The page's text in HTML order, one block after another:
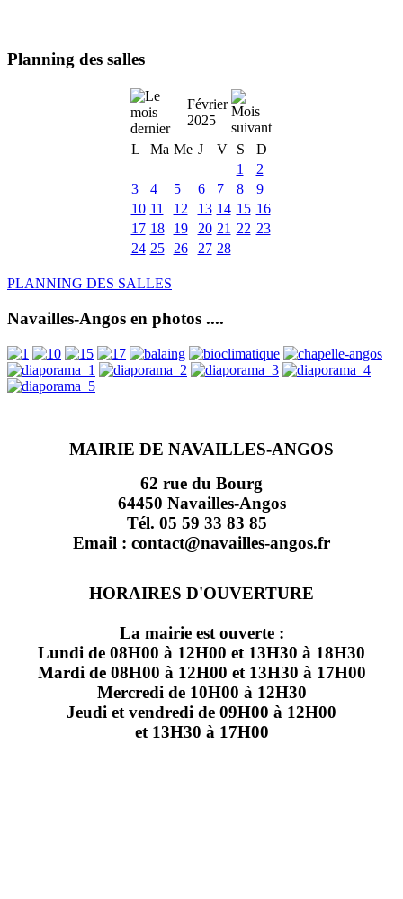
Planning des salles
Février
2025
L
Ma Me J V S
D
1
2
3
4 5 6 7 8
9
10 11 12 13 14 15 16
17 18 19 20 21 22 23
24 25 26 27 28
PLANNING DES SALLES
Navailles-Angos en photos ....
MAIRIE DE NAVAILLES-ANGOS
62 rue du Bourg
64450 Navailles-Angos
Tél. 05 59 33 83 85
Email : contact@navailles-angos.fr
HORAIRES D'OUVERTURE
La mairie est ouverte :
Lundi de 08H00 à 12H00 et 13H30 à 18H30
Mardi de 08H00 à 12H00 et 13H30 à 17H00
Mercredi de 10H00 à 12H30
Jeudi et vendredi de 09H00 à 12H00
et 13H30 à 17H00